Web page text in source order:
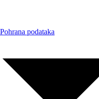
Pohrana podataka